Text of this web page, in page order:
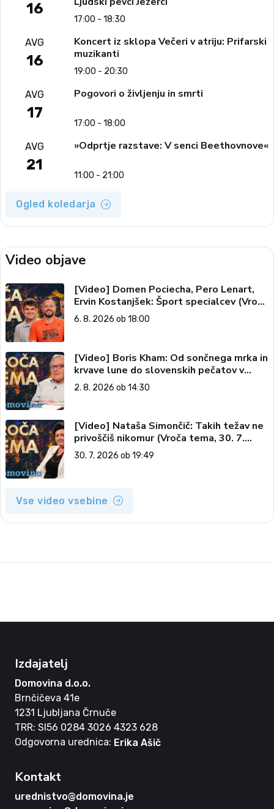
16
17:00 - 18:30
AVG
16
Koncert iz sklopa Večeri v atriju: Prifarski
muzikanti
19:00 - 20:30
AVG
17
Pogovori o življenju in smrti
17:00 - 18:00
AVG
21
»Odprtje razstave: V senci Beethovnove«
11:00 - 21:00
Ogled koledarja
Video objave
[Video] Domen Pociecha, Pero Lenart,
Ervin Kostanjšek: Šport specialcev (Vroča
tema, 6. 8. 2026)
6. 8. 2026 ob 18:00
[Video] Boris Kham: Od sončnega mrka in
krvave lune do slovenskih pečatov v
vesolju (Vroča tema, 2. 8. 2026)
2. 8. 2026 ob 14:30
[Video] Nataša Simončič: Takih težav ne
privoščiš nikomur (Vroča tema, 30. 7.
2026)
30. 7. 2026 ob 19:49
Vse video vsebine
Izdajatelj
Domovina d.o.o.
Brnčičeva 41e
1231 Ljubljana Črnuče
TRR: SI56 0284 3026 4323 628
Odgovorna urednica: Erika Ašič
Kontakt
urednistvo@domovina.je